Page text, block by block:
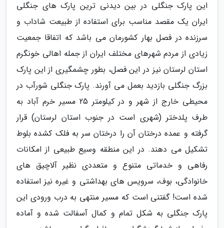
این پارک جنگلی در بین دیدنی ترین پارک های جنگلی
ایران یک مقصد مناسب برای استفاده از طبیعت شاداب و
سرزنده در فصل بهار کشورمان می باشد که اتفاقا جمعیت
زیادی از مردم شهرهای مختلف ایران از جمله اهالی خونگرم
استان لرستان نیز در این فصل، بطور چشمگیری از این پارک
بزرگ جنگلی بازدید بعمل می آورند. پارک جنگلی شورآب در
محیطی خارج از شهر و در کیلومتر 25 مسیر خرم آباد به
طرف پلدختر (شهری است در جنوب استان لرستان) قرار
گرفته و عمده درختان آن را درختان سر به فلک کشده بلوط
تشکیل می دهند. در این منطقه وسیع طبیعی از امکانات
رفاهی و خدماتی متنوع و متعددی نظیر آلاچیق های
خانوادگی، بوف، سرویس های بهداشتی و غیره نیز استفاده
شده است! گفتنی است که مسیر منتهی به درب ورودی این
پارک جنگلی به شکل تمام و کمال آسفالت شده و آماده